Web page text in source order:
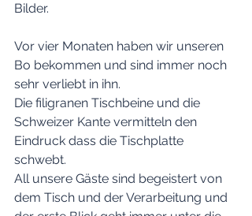
Bilder.
Vor vier Monaten haben wir unseren
Bo bekommen und sind immer noch
sehr verliebt in ihn.
Die filigranen Tischbeine und die
Schweizer Kante vermitteln den
Eindruck dass die Tischplatte
schwebt.
All unsere Gäste sind begeistert von
dem Tisch und der Verarbeitung und